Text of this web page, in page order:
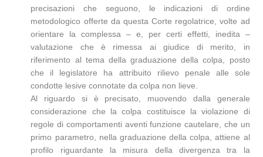
precisazioni che seguono, le indicazioni di ordine
metodologico offerte da questa Corte regolatrice, volte ad
orientare la complessa – e, per certi effetti, inedita –
valutazione che è rimessa ai giudice di merito, in
riferimento al tema della graduazione della colpa, posto
che il legislatore ha attribuito rilievo penale alle sole
condotte lesive connotate da colpa non lieve.
Al riguardo si è precisato, muovendo dalla generale
considerazione che la colpa costituisce la violazione di
regole di comportamenti aventi funzione cautelare, che un
primo parametro, nella graduazione della colpa, attiene al
profilo riguardante la misura della divergenza tra la